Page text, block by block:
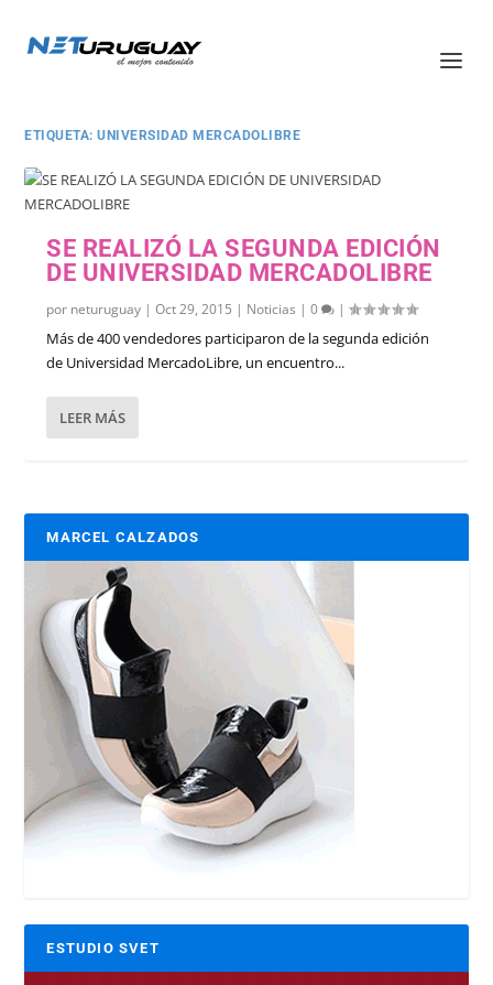
ETIQUETA:UNIVERSIDAD MERCADOLIBRE
SE REALIZÓ LA SEGUNDA EDICIÓN
DE UNIVERSIDAD MERCADOLIBRE
por neturuguay |Oct 29, 2015 | Noticias |0 |
Más de 400 vendedores participaron de la segunda edición
de Universidad MercadoLibre, un encuentro...
LEER MÁS
MARCEL CALZADOS
ESTUDIO SVET